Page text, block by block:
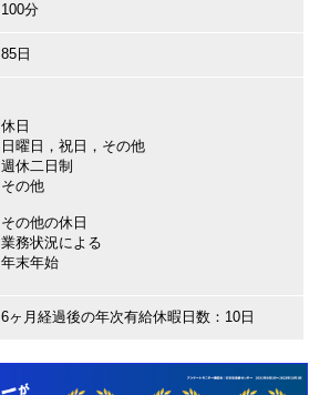
100分
85日
休日
日曜日，祝日，その他
週休二日制
その他
その他の休日
業務状況による
年末年始
6ヶ月経過後の年次有給休暇日数：10日